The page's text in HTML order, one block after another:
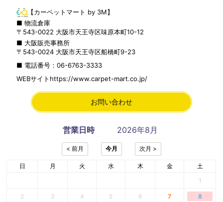
【カーペットマート by 3M】
■ 物流倉庫
〒 543-0022 大阪市天王寺区味原本町10-12
■ 大阪販売事務所
〒 543-0024 大阪市天王寺区船橋町9-23
■ 電話番号：06-6763-3333
WEBサイト https://www.carpet-mart.co.jp/
お問い合わせ
営業日時 2026年8月
日 月 火 水 木 金
土
1
2 3 4 5 6 7 8